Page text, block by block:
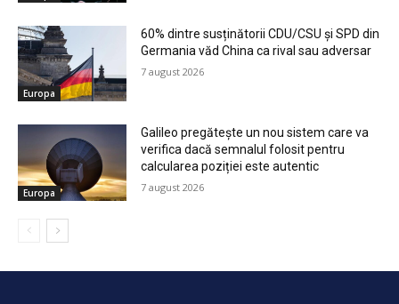
Europa
60% dintre susținătorii CDU/CSU și SPD din
Germania văd China ca rival sau adversar
7 august 2026
Europa
Galileo pregătește un nou sistem care va
verifica dacă semnalul folosit pentru
calcularea poziției este autentic
7 august 2026